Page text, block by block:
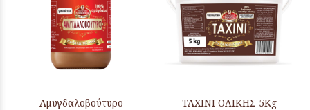
Αμυγδαλοβούτυρο ΤΑΧΙΝΙ ΟΛΙΚΗΣ 5Kg